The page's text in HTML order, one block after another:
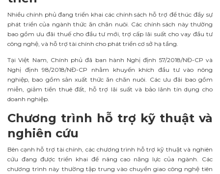
Nhiều chính phủ đang triển khai các chính sách hỗ trợ để thúc đẩy sự
phát triển của ngành thức ăn chăn nuôi. Các chính sách này thường
bao gồm ưu đãi thuế cho đầu tư mới, trợ cấp lãi suất cho vay đầu tư
công nghệ, và hỗ trợ tài chính cho phát triển cơ sở hạ tầng.
Tại Việt Nam, Chính phủ đã ban hành Nghị định 57/2018/NĐ-CP và
Nghị định 98/2018/NĐ-CP nhằm khuyến khích đầu tư vào nông
nghiệp, bao gồm sản xuất thức ăn chăn nuôi. Các ưu đãi bao gồm
miễn, giảm tiền thuê đất, hỗ trợ lãi suất và bảo lãnh tín dụng cho
doanh nghiệp.
Chương trình hỗ trợ kỹ thuật và
nghiên cứu
Bên cạnh hỗ trợ tài chính, các chương trình hỗ trợ kỹ thuật và nghiên
cứu đang được triển khai để nâng cao năng lực của ngành. Các
chương trình này thường tập trung vào chuyển giao công nghệ tiên